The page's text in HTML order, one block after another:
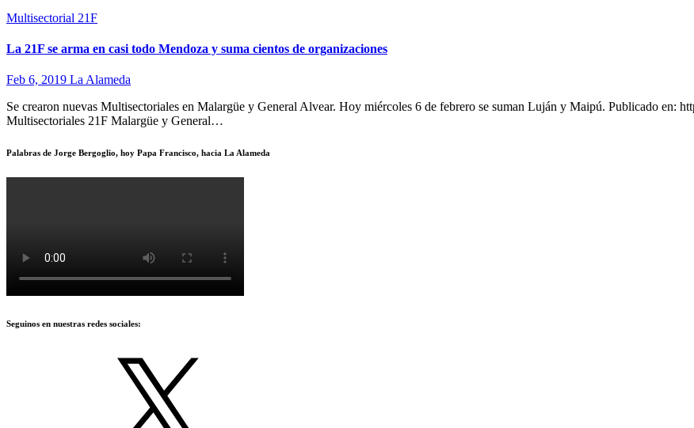
Multisectorial 21F
La 21F se arma en casi todo Mendoza y suma cientos de organizaciones
Feb 6, 2019 La Alameda
Se crearon nuevas Multisectoriales en Malargüe y General Alvear. Hoy miércoles 6 de febrero se suman Luján y Maipú. Publicado en:
Multisectoriales 21F Malargüe y General…
Palabras de Jorge Bergoglio, hoy Papa Francisco, hacia La Alameda
Seguinos en nuestras redes sociales: